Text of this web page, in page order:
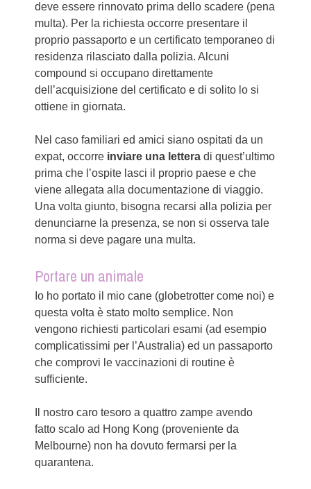
deve essere rinnovato prima dello scadere (pena
multa). Per la richiesta occorre presentare il
proprio passaporto e un certificato temporaneo di
residenza rilasciato dalla polizia. Alcuni
compound si occupano direttamente
dell’acquisizione del certificato e di solito lo si
ottiene in giornata.
Nel caso familiari ed amici siano ospitati da un
expat, occorre inviare una lettera di quest’ultimo
prima che l’ospite lasci il proprio paese e che
viene allegata alla documentazione di viaggio.
Una volta giunto, bisogna recarsi alla polizia per
denunciarne la presenza, se non si osserva tale
norma si deve pagare una multa.
Portare un animale
Io ho portato il mio cane (globetrotter come noi) e
questa volta è stato molto semplice. Non
vengono richiesti particolari esami (ad esempio
complicatissimi per l’Australia) ed un passaporto
che comprovi le vaccinazioni di routine è
sufficiente.
Il nostro caro tesoro a quattro zampe avendo
fatto scalo ad Hong Kong (proveniente da
Melbourne) non ha dovuto fermarsi per la
quarantena.